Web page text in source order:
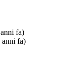
fa)
anni fa)